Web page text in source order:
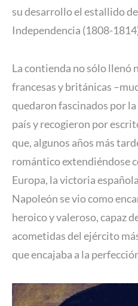
su desarrollo el estallido
Independencia (1808-
La contienda no sólo llenó
francesas y británicas
quedaron fascinados por
país y recogieron por
que, algunos años más
romántico extendiéndose
Europa, la victoria
Napoleón se vio como
heroico y valeroso, capaz
acometidas del ejército
que encajaba a la